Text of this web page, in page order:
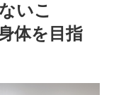
いこ
体を目指